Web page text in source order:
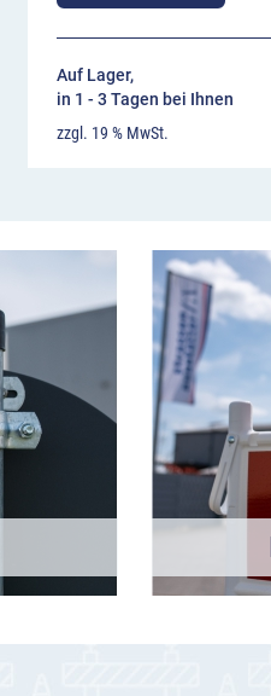
Auf Lager,
in 1 - 3 Tagen bei Ihnen
zzgl. 19 % MwSt.